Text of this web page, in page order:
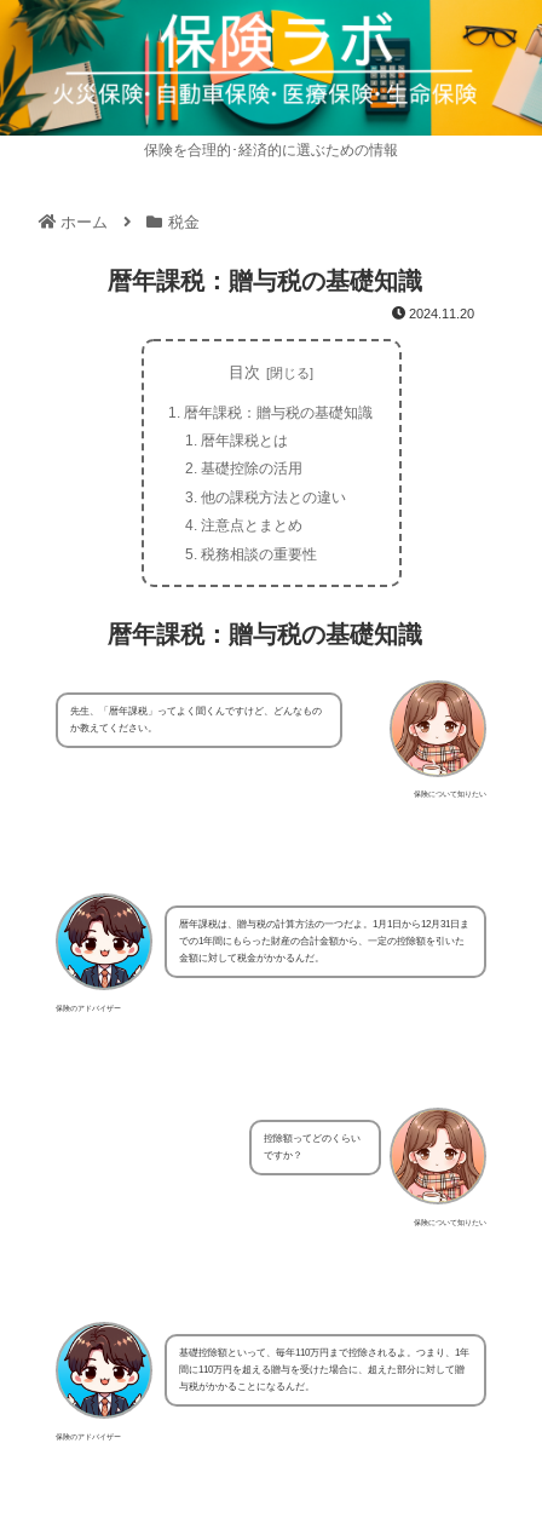
保険を合理的･経済的に選ぶための情報
ホーム 税金
暦年課税：贈与税の基礎知識
2024.11.20
目次
暦年課税：贈与税の基礎知識
暦年課税とは
基礎控除の活用
他の課税方法との違い
注意点とまとめ
税務相談の重要性
暦年課税：贈与税の基礎知識
保険について知りたい
先生、「暦年課税」ってよく聞くんですけど、どんなもの
か教えてください。
保険のアドバイザー
暦年課税は、贈与税の計算方法の一つだよ。1月1日から12月31日ま
での1年間にもらった財産の合計金額から、一定の控除額を引いた
金額に対して税金がかかるんだ。
保険について知りたい
控除額ってどのくらい
ですか？
保険のアドバイザー
基礎控除額といって、毎年110万円まで控除されるよ。つまり、1年
間に110万円を超える贈与を受けた場合に、超えた部分に対して贈
与税がかかることになるんだ。